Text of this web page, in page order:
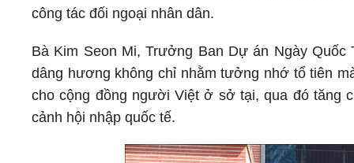
công tác đối ngoại nhân dân.
Bà Kim Seon Mi, Trưởng Ban Dự án Ngày
dâng hương không chỉ nhằm tưởng nhớ tổ tiên
cho cộng đồng người Việt ở sở tại, qua đó tăng
cảnh hội nhập quốc tế.